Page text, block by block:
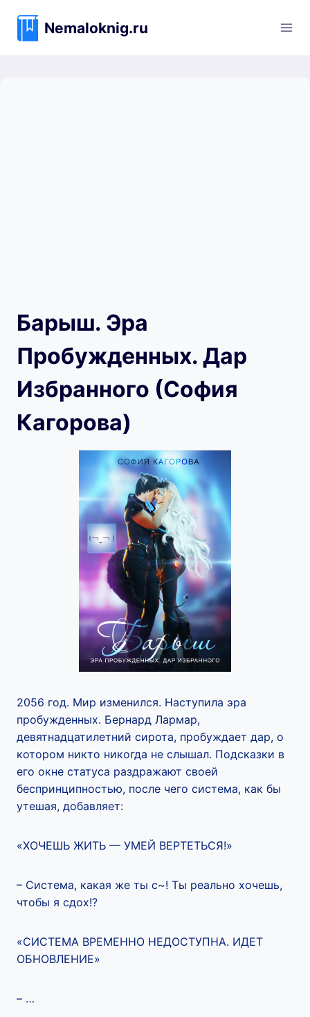
содержимому
Nemaloknig.ru
Барыш. Эра
Пробужденных. Дар
Избранного (София
Кагорова)
2056 год. Мир изменился. Наступила эра
пробужденных. Бернард Лармар,
девятнадцатилетний сирота, пробуждает дар, о
котором никто никогда не слышал. Подсказки в
его окне статуса раздражают своей
беспринципностью, после чего система, как бы
утешая, добавляет:
«ХОЧЕШЬ ЖИТЬ — УМЕЙ ВЕРТЕТЬСЯ!»
– Система, какая же ты с~! Ты реально хочешь,
чтобы я сдох!?
«СИСТЕМА ВРЕМЕННО НЕДОСТУПНА. ИДЕТ
ОБНОВЛЕНИЕ»
– …